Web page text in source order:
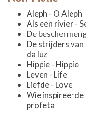
Aleph - O Aleph
Als een rivier -
De
De strijders
da luz
Hippie - Hippie
Leven - Life
Liefde - Love
Wie inspireerde
profeta